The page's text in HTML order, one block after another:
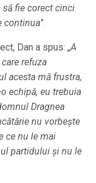
să fie corect cinci
continua”.
Dan a spus: „A
refuza
acesta mă frustra,
echipă, eu trebuia
Dragnea
nu vorbește
ce nu le mai
partidului și nu le